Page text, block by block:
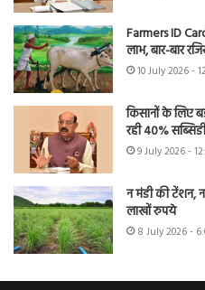
Farmers ID
लाभ, बार-बार
10 July 2026 -
किसानों के लिए
रही 40%
9 July 2026 -
न मंडी की टेंशन,
लाखों रुपये
8 July 2026 -